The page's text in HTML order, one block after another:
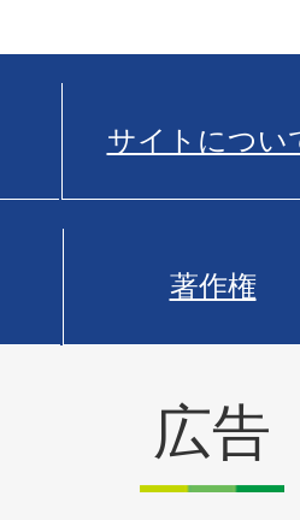
サイトについ
著作権
広告